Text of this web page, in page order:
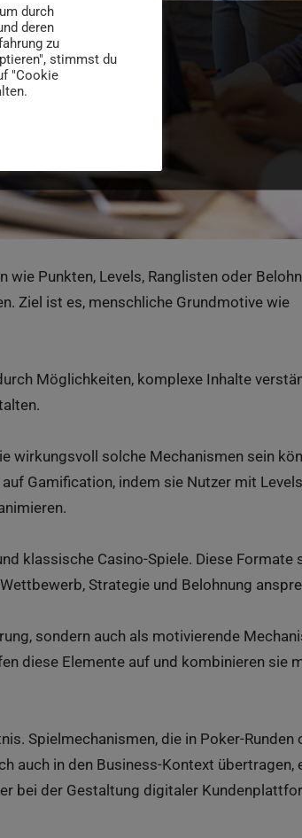
Punkten, Levels, Ranglisten oder
Ziel ist es, menschliche Grundmotive wie
Möglichkeiten, komplexe Inhalte
wirkungsvoll solche Mechanismen sein
Gamification, indem sie Nutzer mit
klassische Casino-Spiele. Diese Formate
Strategie und Belohnung
sondern auch als motivierende
diese Elemente auf und kombinieren sie
Spielmechanismen, die in Poker-Runden
auch in den Business-Kontext übertragen,
bei der Gestaltung digitaler
durch
deren
zu
stimmst du
"Cookie